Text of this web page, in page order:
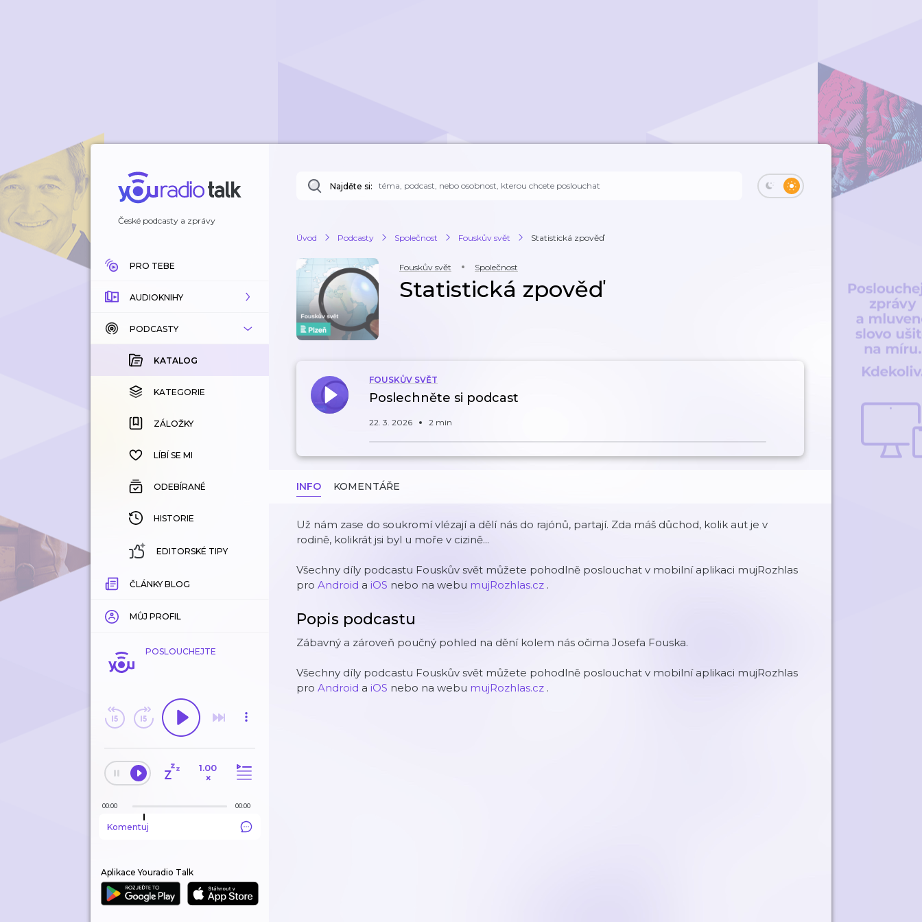
České podcasty a zprávy
PRO TEBE
AUDIOKNIHY
KATALOG
KOUPENÉ
KATEGORIE
ZÁLOŽKY
HISTORIE
PODCASTY
KATALOG
KATEGORIE
ZÁLOŽKY
LÍBÍ SE MI
ODEBÍRANÉ
HISTORIE
EDITORSKÉ TIPY
ČLÁNKY BLOG
MŮJ PROFIL
POSLOUCHEJTE
1.00
×
00:00 00:00
Komentuj
Aplikace Youradio Talk
Najděte si:
Úvod Podcasty Společnost Fouskův svět Statistická zpověď
Fouskův svět Společnost
Statistická zpověď
FOUSKŮV SVĚT
Poslechněte si podcast
22. 3. 2026 2 min
INFO KOMENTÁŘE
Už nám zase do soukromí vlézají a dělí nás do rajónů, partají. Zda máš důchod, kolik aut je v
rodině, kolikrát jsi byl u moře v cizině...
Všechny díly podcastu Fouskův svět můžete pohodlně poslouchat v mobilní aplikaci mujRozhlas
pro Android a iOS nebo na webu mujRozhlas.cz .
Popis podcastu
Zábavný a zároveň poučný pohled na dění kolem nás očima Josefa Fouska.
Všechny díly podcastu Fouskův svět můžete pohodlně poslouchat v mobilní aplikaci mujRozhlas
pro Android a iOS nebo na webu mujRozhlas.cz .